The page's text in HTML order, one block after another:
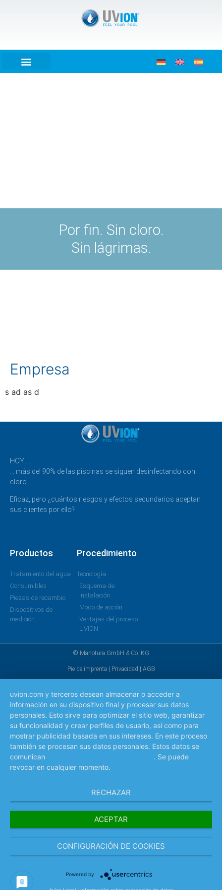
Por fin. Sin cloro.
Sin lágrimas.
Empresa
s ad as d
HOY …
… más del 90% de las piscinas se siguen desinfectando con
cloro.
Eficaz, pero ¿cuántos riesgos y efectos secundarios aceptan
sus clientes por ello?
Productos
Tratamiento del agua
Consumibles
Piezas de recambio
Dispositivos de
medición
Procedimiento
Tecnología
Esquema de
instalación
Modo de acción
Ventajas del proceso
UVION
© Manotura GmbH & Co. KG
Pie de imprenta | Privacidad | AGB
uvion.com y terceros desean almacenar o acceder a
información en su dispositivo final y procesar sus datos
personales. Esto sirve para optimizar el sitio web, garantizar
su funcionalidad y crear perfiles de usuario, así como para
mostrar publicidad basada en sus intereses. En este proceso
también se procesan sus datos personales. Estos datos se
comunican
. Se puede
revocar en cualquier momento.
RECHAZAR
ACEPTAR
CONFIGURACIÓN DE COOKIES
Powered by